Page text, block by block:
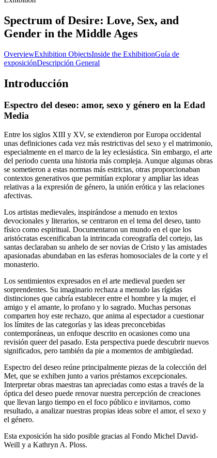
Spectrum of Desire: Love, Sex, and
Gender in the Middle Ages
OverviewExhibition ObjectsInside the ExhibitionGuía de
exposiciónDescripción General
Introducción
Espectro del deseo: amor, sexo y género en la Edad
Media
Entre los siglos XIII y XV, se extendieron por Europa occidental
unas definiciones cada vez más restrictivas del sexo y el matrimonio,
especialmente en el marco de la ley eclesiástica. Sin embargo, el arte
del periodo cuenta una historia más compleja. Aunque algunas obras
se sometieron a estas normas más estrictas, otras proporcionaban
contextos generativos que permitían explorar y ampliar las ideas
relativas a la expresión de género, la unión erótica y las relaciones
afectivas.
Los artistas medievales, inspirándose a menudo en textos
devocionales y literarios, se centraron en el tema del deseo, tanto
físico como espiritual. Documentaron un mundo en el que los
aristócratas escenificaban la intrincada coreografía del cortejo, las
santas declaraban su anhelo de ser novias de Cristo y las amistades
apasionadas abundaban en las esferas homosociales de la corte y el
monasterio.
Los sentimientos expresados en el arte medieval pueden ser
sorprendentes. Su imaginario rechaza a menudo las rígidas
distinciones que cabría establecer entre el hombre y la mujer, el
amigo y el amante, lo profano y lo sagrado. Muchas personas
comparten hoy este rechazo, que anima al espectador a cuestionar
los límites de las categorías y las ideas preconcebidas
contemporáneas, un enfoque descrito en ocasiones como una
revisión queer del pasado. Esta perspectiva puede descubrir nuevos
significados, pero también da pie a momentos de ambigüedad.
Espectro del deseo reúne principalmente piezas de la colección del
Met, que se exhiben junto a varios préstamos excepcionales.
Interpretar obras maestras tan apreciadas como estas a través de la
óptica del deseo puede renovar nuestra percepción de creaciones
que llevan largo tiempo en el foco público e invitarnos, como
resultado, a analizar nuestras propias ideas sobre el amor, el sexo y
el género.
Esta exposición ha sido posible gracias al Fondo Michel David-
Weill y a Kathryn A. Ploss.